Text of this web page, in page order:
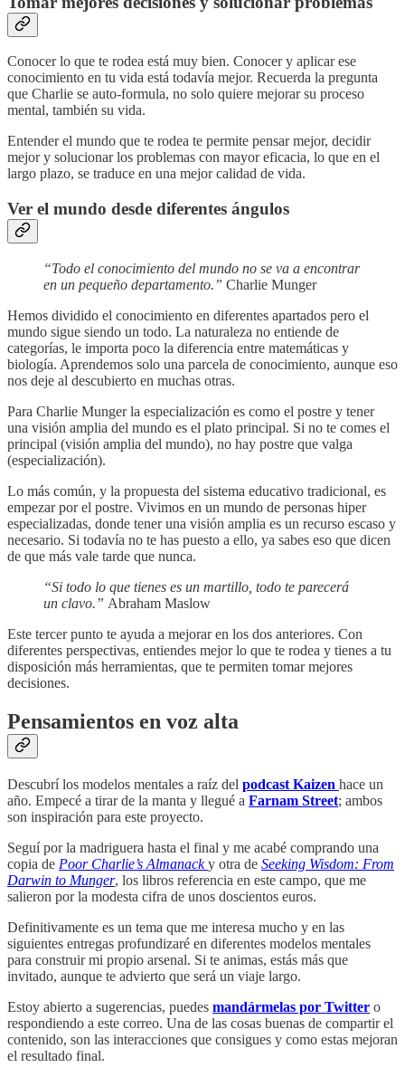
Conocer lo que te rodea está muy bien. Conocer y aplicar ese
conocimiento en tu vida está todavía mejor. Recuerda la pregunta
que Charlie se auto-formula, no solo quiere mejorar su proceso
mental, también su vida.
Entender el mundo que te rodea te permite pensar mejor, decidir
mejor y solucionar los problemas con mayor eficacia, lo que en el
largo plazo, se traduce en una mejor calidad de vida.
Ver el mundo desde diferentes ángulos
“Todo el conocimiento del mundo no se va a encontrar
en un pequeño departamento.” Charlie Munger
Hemos dividido el conocimiento en diferentes apartados pero el
mundo sigue siendo un todo. La naturaleza no entiende de
categorías, le importa poco la diferencia entre matemáticas y
biología. Aprendemos solo una parcela de conocimiento, aunque eso
nos deje al descubierto en muchas otras.
Para Charlie Munger la especialización es como el postre y tener
una visión amplia del mundo es el plato principal. Si no te comes el
principal (visión amplia del mundo), no hay postre que valga
(especialización).
Lo más común, y la propuesta del sistema educativo tradicional, es
empezar por el postre. Vivimos en un mundo de personas hiper
especializadas, donde tener una visión amplia es un recurso escaso y
necesario. Si todavía no te has puesto a ello, ya sabes eso que dicen
de que más vale tarde que nunca.
“Si todo lo que tienes es un martillo, todo te parecerá
un clavo.” Abraham Maslow
Este tercer punto te ayuda a mejorar en los dos anteriores. Con
diferentes perspectivas, entiendes mejor lo que te rodea y tienes a tu
disposición más herramientas, que te permiten tomar mejores
decisiones.
Pensamientos en voz alta
Descubrí los modelos mentales a raíz del podcast Kaizen hace un
año. Empecé a tirar de la manta y llegué a Farnam Street; ambos
son inspiración para este proyecto.
Seguí por la madriguera hasta el final y me acabé comprando una
copia de Poor Charlie’s Almanack y otra de Seeking Wisdom: From
Darwin to Munger, los libros referencia en este campo, que me
salieron por la modesta cifra de unos doscientos euros.
Definitivamente es un tema que me interesa mucho y en las
siguientes entregas profundizaré en diferentes modelos mentales
para construir mi propio arsenal. Si te animas, estás más que
invitado, aunque te advierto que será un viaje largo.
Estoy abierto a sugerencias, puedes mandármelas por Twitter o
respondiendo a este correo. Una de las cosas buenas de compartir el
contenido, son las interacciones que consigues y como estas mejoran
el resultado final.